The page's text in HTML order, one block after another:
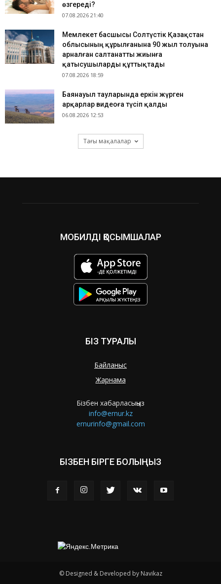
өзгереді?
07.08.2026 21:40
Мемлекет басшысы Солтүстік Қазақстан
облысының құрылғанына 90 жыл толуына
арналған салтанатты жиынға
қатысушыларды құттықтады
07.08.2026 18:59
Баянауыл тауларында еркін жүрген
арқарлар видеоға түсіп қалды
06.08.2026 12:53
Тағы мақалалар
МОБИЛДІ ҚОСЫМШАЛАР
БІЗ ТУРАЛЫ
Байланыс
Жарнама
Бізбен хабарласыңыз
info@ernur.kz
ernurinfo@gmail.com
БІЗБЕН БІРГЕ БОЛЫҢЫЗ
© Designed & Developed by Navikaz